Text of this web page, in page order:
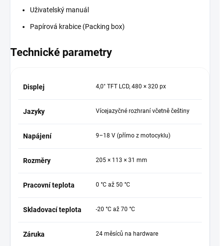
Uživatelský manuál
Papírová krabice (Packing box)
Technické parametry
Displej 4,0" TFT LCD, 480 × 320 px
Jazyky Vícejazyčné rozhraní včetně češtiny
Napájení 9–18 V (přímo z motocyklu)
Rozměry 205 × 113 × 31 mm
Pracovní teplota 0 °C až 50 °C
Skladovací teplota -20 °C až 70 °C
Záruka 24 měsíců na hardware